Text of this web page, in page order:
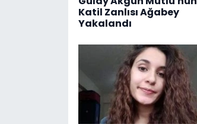
Katil Zanlısı Ağabey
Yakalandı